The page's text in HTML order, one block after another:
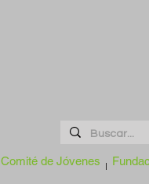
Comité de Jóvenes